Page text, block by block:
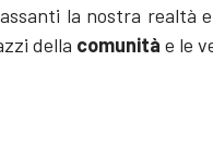
la nostra realtà
della comunità e le